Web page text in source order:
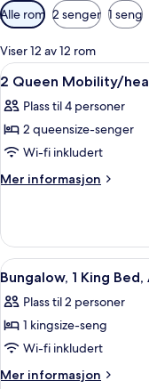
Tilgjengelige
filtre
for
rom
Alle rom 2 senger 1 seng
Viser 12 av 12 rom
Åpne
alle
bildene
av
2
Queen
Bathtub
3
2 Queen Mobility/
Plass til 4 personer
2 queensize-senger
Wi-fi inkludert
Mer informasjon
Mer
Queen
Mobility/hearing
Accessible
Bathtub
Åpne
alle
bildene
av
Bungalow,
1
3
Bungalow, 1 King Bed,
Plass til 2 personer
1 kingsize-seng
Wi-fi inkludert
Mer informasjon
Mer